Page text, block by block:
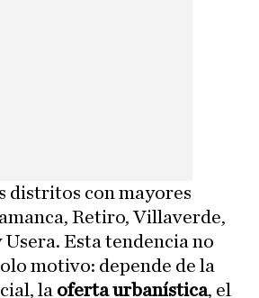
distritos con mayores
Retiro, Villaverde,
Esta tendencia no
motivo: depende de la
la oferta urbanística, el